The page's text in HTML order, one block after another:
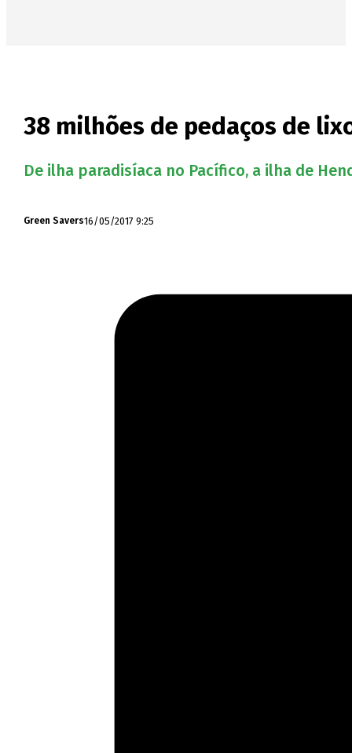
38 milhões de pedaços de
De ilha paradisíaca no Pacífico, a ilha de
Green Savers16/05/2017 9:25